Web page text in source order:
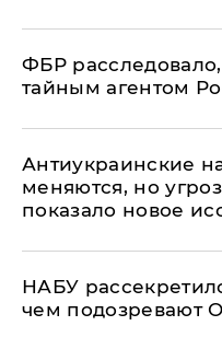
ФБР
тайным агентом
Антиукраинские
меняются, но
показало новое
НАБУ
чем подозревают